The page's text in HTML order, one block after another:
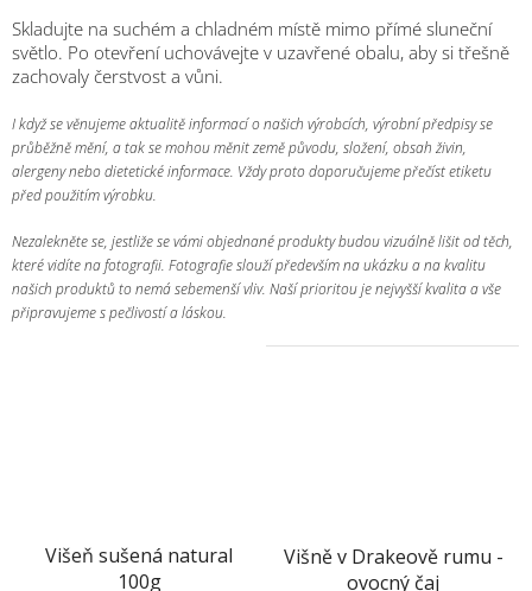
Skladujte na suchém a chladném místě mimo přímé sluneční
světlo. Po otevření uchovávejte v uzavřené obalu, aby si třešně
zachovaly čerstvost a vůni.
I když se věnujeme aktualitě informací o našich výrobcích, výrobní předpisy se
průběžně mění, a tak se mohou měnit země původu, složení, obsah živin,
alergeny nebo dietetické informace. Vždy proto doporučujeme přečíst etiketu
před použitím výrobku.
Nezalekněte se, jestliže se vámi objednané produkty budou vizuálně lišit od těch,
které vidíte na fotografii. Fotografie slouží především na ukázku a na kvalitu
našich produktů to nemá sebemenší vliv. Naší prioritou je nejvyšší kvalita a vše
připravujeme s pečlivostí a láskou.
Višeň sušená natural
100g
Višně v Drakeově rumu -
ovocný čaj